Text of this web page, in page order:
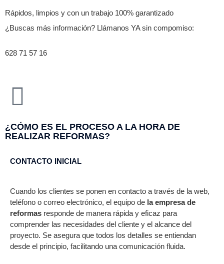
Rápidos, limpios y con un trabajo 100% garantizado
¿Buscas más información? Llámanos YA sin compomiso:
628 71 57 16
¿CÓMO ES EL PROCESO A LA HORA DE
REALIZAR REFORMAS?
CONTACTO INICIAL
Cuando los clientes se ponen en contacto a través de la web,
teléfono o correo electrónico, el equipo de la empresa de
reformas responde de manera rápida y eficaz para
comprender las necesidades del cliente y el alcance del
proyecto. Se asegura que todos los detalles se entiendan
desde el principio, facilitando una comunicación fluida.